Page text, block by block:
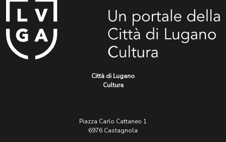
Città di Lugano
Cultura
Piazza Carlo Cattaneo 1
6976 Castagnola